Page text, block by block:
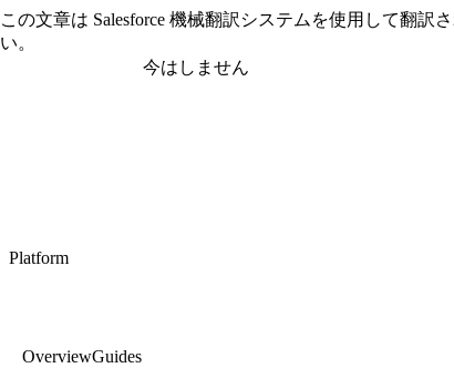
この文章は Salesforce 機械翻訳システムを使用して翻訳
い。
今はしません
Platform
OverviewGuides